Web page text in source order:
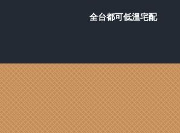
全台都可低溫宅配